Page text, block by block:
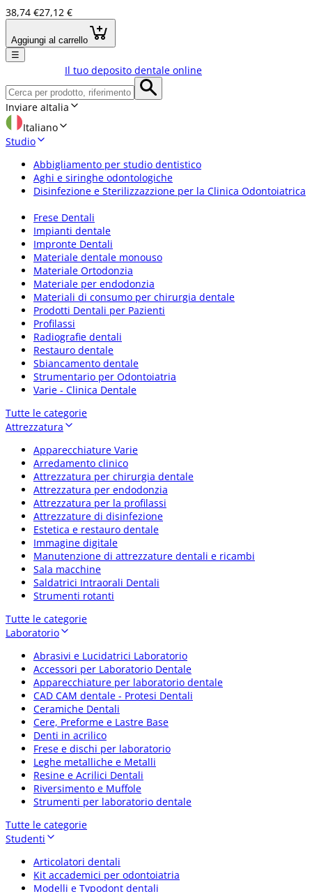
38,74 €27,12 €
Aggiungi al carrello
☰
Il tuo deposito dentale online
Inviare aItalia
Italiano
Studio
Abbigliamento per studio dentistico
Aghi e siringhe odontologiche
Disinfezione e Sterilizzazzione per la Clinica Odontoiatrica
Frese Dentali
Impianti dentale
Impronte Dentali
Materiale dentale monouso
Materiale Ortodonzia
Materiale per endodonzia
Materiali di consumo per chirurgia dentale
Prodotti Dentali per Pazienti
Profilassi
Radiografie dentali
Restauro dentale
Sbiancamento dentale
Strumentario per Odontoiatria
Varie - Clinica Dentale
Tutte le categorie
Attrezzatura
Apparecchiature Varie
Arredamento clinico
Attrezzatura per chirurgia dentale
Attrezzatura per endodonzia
Attrezzatura per la profilassi
Attrezzature di disinfezione
Estetica e restauro dentale
Immagine digitale
Manutenzione di attrezzature dentali e ricambi
Sala macchine
Saldatrici Intraorali Dentali
Strumenti rotanti
Tutte le categorie
Laboratorio
Abrasivi e Lucidatrici Laboratorio
Accessori per Laboratorio Dentale
Apparecchiature per laboratorio dentale
CAD CAM dentale - Protesi Dentali
Ceramiche Dentali
Cere, Preforme e Lastre Base
Denti in acrilico
Frese e dischi per laboratorio
Leghe metalliche e Metalli
Resine e Acrilici Dentali
Riversimento e Muffole
Strumenti per laboratorio dentale
Tutte le categorie
Studenti
Articolatori dentali
Kit accademici per odontoiatria
Modelli e Typodont dentali